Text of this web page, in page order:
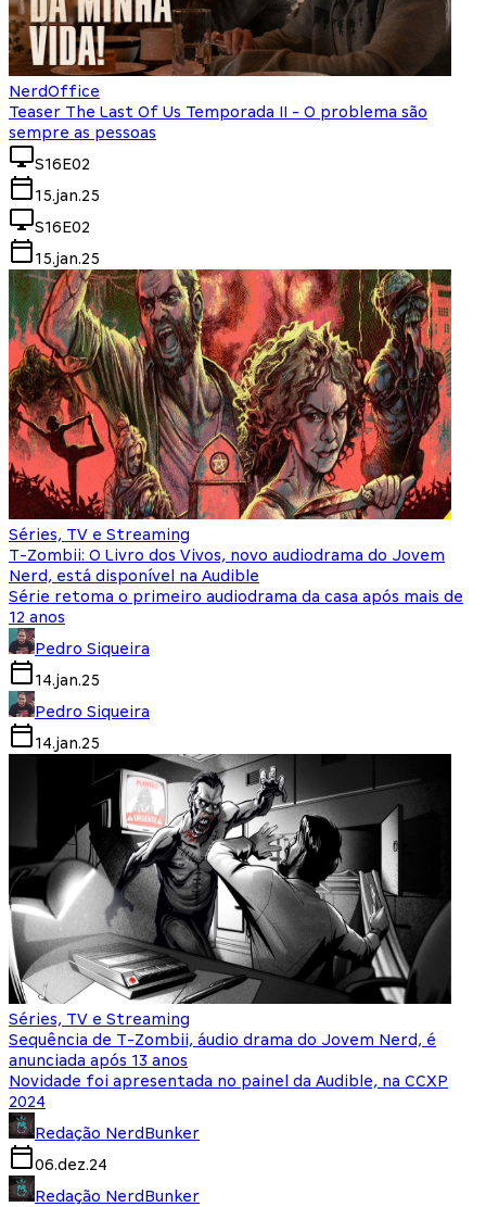
NerdOffice
Teaser The Last Of Us Temporada II - O problema são
sempre as pessoas
S16E02
15.jan.25
S16E02
15.jan.25
Séries, TV e Streaming
T-Zombii: O Livro dos Vivos, novo audiodrama do Jovem
Nerd, está disponível na Audible
Série retoma o primeiro audiodrama da casa após mais de
12 anos
Pedro Siqueira
14.jan.25
Pedro Siqueira
14.jan.25
Séries, TV e Streaming
Sequência de T-Zombii, áudio drama do Jovem Nerd, é
anunciada após 13 anos
Novidade foi apresentada no painel da Audible, na CCXP
2024
Redação NerdBunker
06.dez.24
Redação NerdBunker